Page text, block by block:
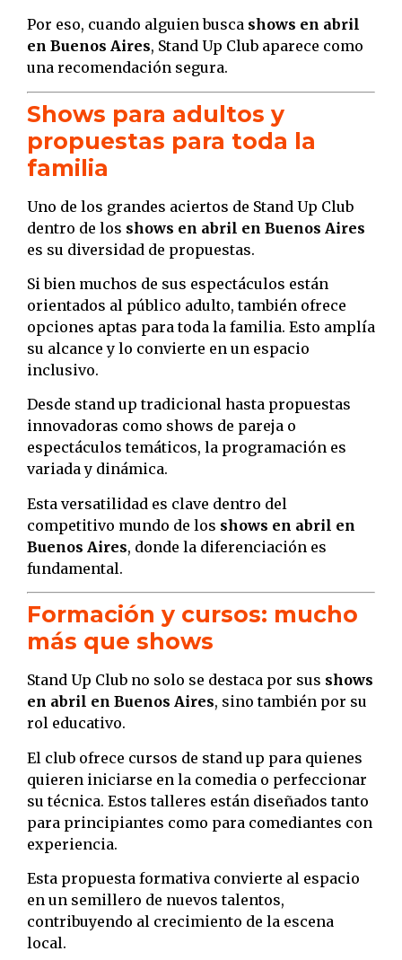
Por eso, cuando alguien busca shows en abril
en Buenos Aires, Stand Up Club aparece como
una recomendación segura.
Shows para adultos y
propuestas para toda la
familia
Uno de los grandes aciertos de Stand Up Club
dentro de los shows en abril en Buenos Aires
es su diversidad de propuestas.
Si bien muchos de sus espectáculos están
orientados al público adulto, también ofrece
opciones aptas para toda la familia. Esto amplía
su alcance y lo convierte en un espacio
inclusivo.
Desde stand up tradicional hasta propuestas
innovadoras como shows de pareja o
espectáculos temáticos, la programación es
variada y dinámica.
Esta versatilidad es clave dentro del
competitivo mundo de los shows en abril en
Buenos Aires, donde la diferenciación es
fundamental.
Formación y cursos: mucho
más que shows
Stand Up Club no solo se destaca por sus shows
en abril en Buenos Aires, sino también por su
rol educativo.
El club ofrece cursos de stand up para quienes
quieren iniciarse en la comedia o perfeccionar
su técnica. Estos talleres están diseñados tanto
para principiantes como para comediantes con
experiencia.
Esta propuesta formativa convierte al espacio
en un semillero de nuevos talentos,
contribuyendo al crecimiento de la escena
local.